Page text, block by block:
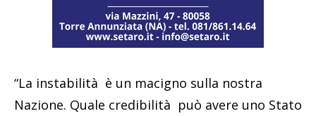
“La instabilità è un macigno sulla nostra
Nazione. Quale credibilità può avere uno Stato